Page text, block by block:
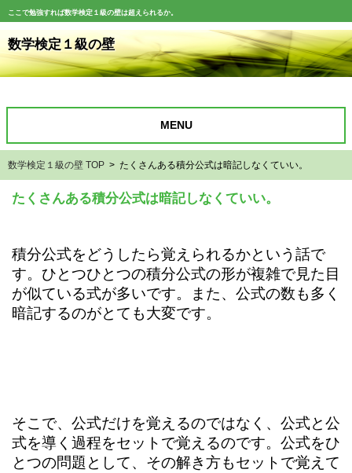
ここで勉強すれば数学検定１級の壁は超えられるか。
数学検定１級の壁
MENU
数学検定１級の壁 TOP > たくさんある積分公式は暗記しなくていい。
たくさんある積分公式は暗記しなくていい。
積分公式をどうしたら覚えられるかという話で
す。ひとつひとつの積分公式の形が複雑で見た目
が似ている式が多いです。また、公式の数も多く
暗記するのがとても大変です。
そこで、公式だけを覚えるのではなく、公式と公
式を導く過程をセットで覚えるのです。公式をひ
とつの問題として、その解き方もセットで覚えて